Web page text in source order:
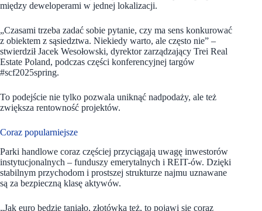
między deweloperami w jednej lokalizacji.
„Czasami trzeba zadać sobie pytanie, czy ma sens konkurować
z obiektem z sąsiedztwa. Niekiedy warto, ale często nie” –
stwierdził Jacek Wesołowski, dyrektor zarządzający Trei Real
Estate Poland, podczas części konferencyjnej targów
#scf2025spring.
To podejście nie tylko pozwala uniknąć nadpodaży, ale też
zwiększa rentowność projektów.
Coraz popularniejsze
Parki handlowe coraz częściej przyciągają uwagę inwestorów
instytucjonalnych – funduszy emerytalnych i REIT-ów. Dzięki
stabilnym przychodom i prostszej strukturze najmu uznawane
są za bezpieczną klasę aktywów.
„Jak euro będzie taniało, złotówka też, to pojawi się coraz